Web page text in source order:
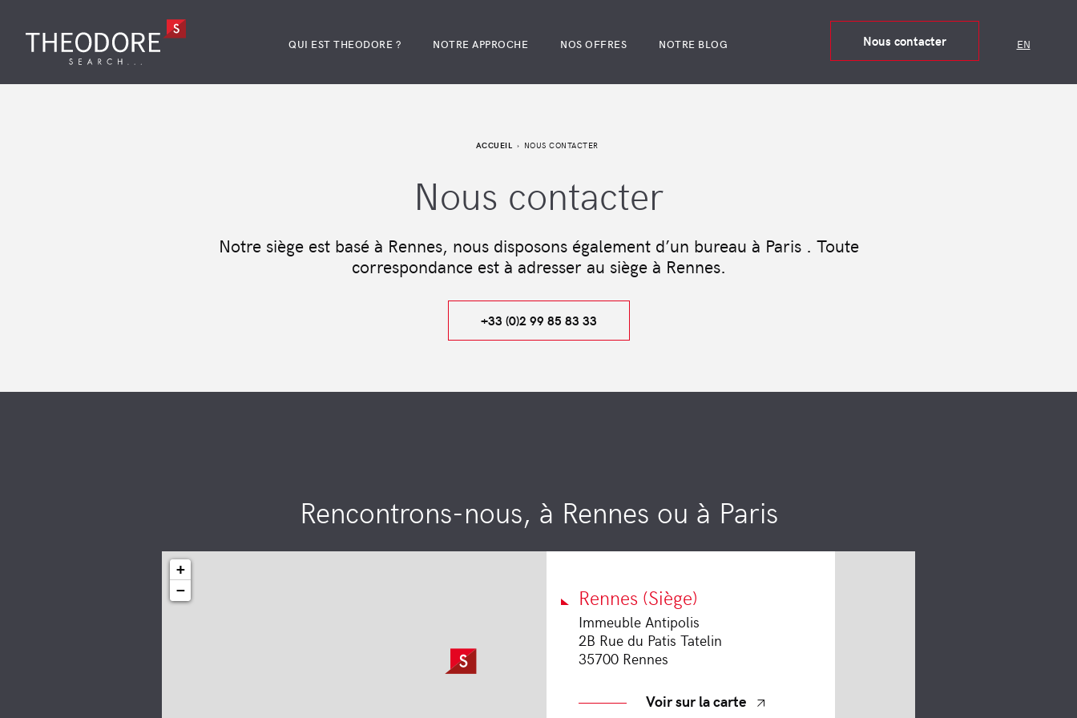
QUI EST THEODORE ? NOTRE APPROCHE NOS OFFRES NOTRE BLOG Nous contacter EN
ACCUEIL NOUS CONTACTER
Nous contacter
Notre siège est basé à Rennes, nous disposons également d’un bureau à Paris . Toute
correspondance est à adresser au siège à Rennes.
+33 (0)2 99 85 83 33
Rencontrons-nous, à Rennes ou à Paris
+
−
Rennes (Siège)
Immeuble Antipolis
2B Rue du Patis Tatelin
35700 Rennes
Voir sur la carte